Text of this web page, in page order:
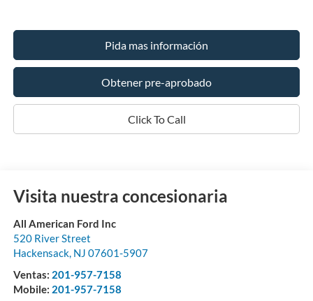
Pida mas información
Obtener pre-aprobado
Click To Call
Visita nuestra concesionaria
All American Ford Inc
520 River Street
Hackensack, NJ 07601-5907
Ventas: 201-957-7158
Mobile: 201-957-7158